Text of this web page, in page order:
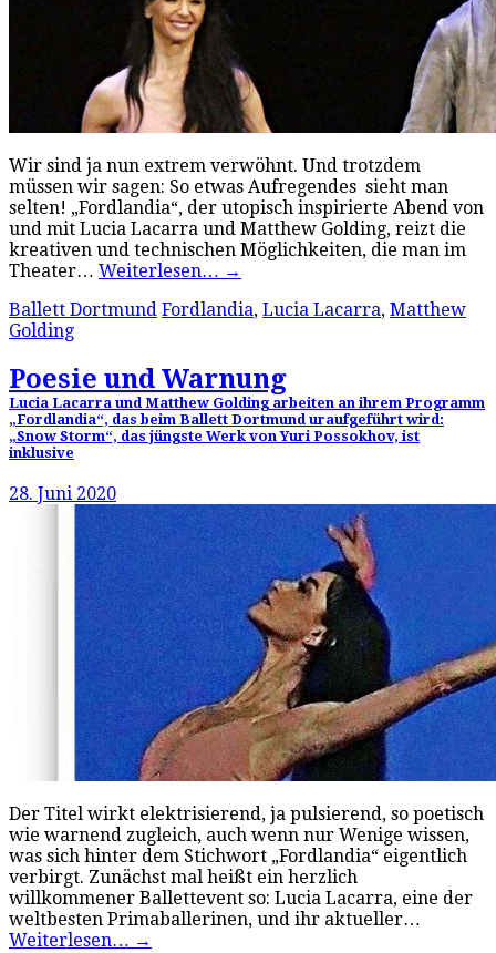
Wir sind ja nun extrem verwöhnt. Und trotzdem
müssen wir sagen: So etwas Aufregendes sieht man
selten! „Fordlandia“, der utopisch inspirierte Abend von
und mit Lucia Lacarra und Matthew Golding, reizt die
kreativen und technischen Möglichkeiten, die man im
Theater… Weiterlesen… →
Ballett Dortmund Fordlandia, Lucia Lacarra, Matthew
Golding
Poesie und Warnung
Lucia Lacarra und Matthew Golding arbeiten an ihrem Programm
„Fordlandia“, das beim Ballett Dortmund uraufgeführt wird:
„Snow Storm“, das jüngste Werk von Yuri Possokhov, ist
inklusive
28. Juni 2020
Der Titel wirkt elektrisierend, ja pulsierend, so poetisch
wie warnend zugleich, auch wenn nur Wenige wissen,
was sich hinter dem Stichwort „Fordlandia“ eigentlich
verbirgt. Zunächst mal heißt ein herzlich
willkommener Ballettevent so: Lucia Lacarra, eine der
weltbesten Primaballerinen, und ihr aktueller…
Weiterlesen… →